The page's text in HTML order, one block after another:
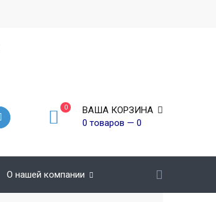
0
ВАША КОРЗИНА
0 товаров — 0
О нашей компании